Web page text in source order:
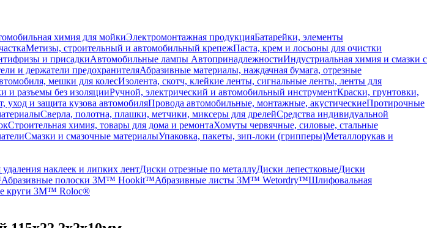
химия для мойкиЭлектромонтажная продукцияБатарейки, элементы
Метизы, строительный и автомобильный крепежПаста, крем и лосьоны для очистки
и присадкиАвтомобильные лампы АвтопринадлежностиИндустриальная химия и смазки с
и держатели предохранителяАбразивные материалы, наждачная бумага, отрезные
мешки для колесИзолента, скотч, клейкие ленты, сигнальные ленты, ленты для
и разъемы без изоляцииРучной, электрический и автомобильный инструментКраски, грунтовки,
уход и защита кузова автомобиляПровода автомобильные, монтажные, акустическиеПротирочные
Сверла, полотна, плашки, метчики, миксеры для дрелейСредства индивидуальной
Строительная химия, товары для дома и ремонтаХомуты червячные, силовые, стальные
Смазки и смазочные материалыУпаковка, пакеты, зип-локи (грипперы)Металлорукав и
удаления наклеек и липких лентДиски отрезные по металлуДиски лепестковыеДиски
Абразивные полоски 3M™ Hookit™Абразивные листы 3M™ Wetordry™Шлифовальная
круги 3M™ Roloc®